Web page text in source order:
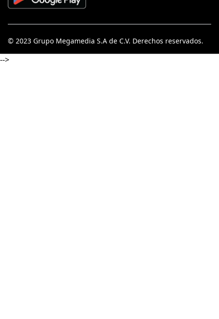
© 2023 Grupo Megamedia S.A de C.V. Derechos reservados.
-->